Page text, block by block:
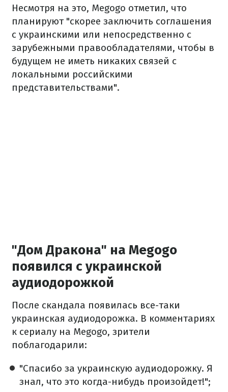
Несмотря на это, Megogo отметил, что
планируют "скорее заключить соглашения
с украинскими или непосредственно с
зарубежными правообладателями, чтобы в
будущем не иметь никаких связей с
локальными российскими
представительствами".
"Дом Дракона" на Megogo
появился с украинской
аудиодорожкой
После скандала появилась все-таки
украинская аудиодорожка. В комментариях
к сериалу на Megogo, зрители
поблагодарили:
"Спасибо за украинскую аудиодорожку. Я
знал, что это когда-нибудь произойдет!";